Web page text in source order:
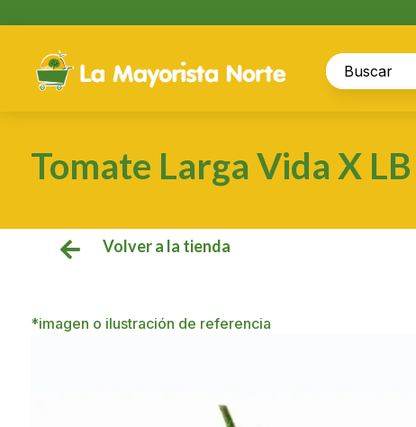
Tomate Larga Vida X LB
 Volver a la tienda
*imagen o ilustración de referencia